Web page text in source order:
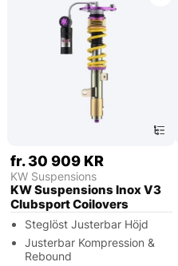
fr. 30 909 KR
KW Suspensions
KW Suspensions Inox V3
Clubsport Coilovers
Steglöst Justerbar Höjd
Justerbar Kompression &
Rebound